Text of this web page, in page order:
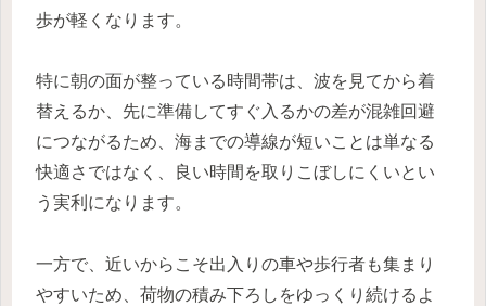
歩が軽くなります。
特に朝の面が整っている時間帯は、波を見てから着
替えるか、先に準備してすぐ入るかの差が混雑回避
につながるため、海までの導線が短いことは単なる
快適さではなく、良い時間を取りこぼしにくいとい
う実利になります。
一方で、近いからこそ出入りの車や歩行者も集まり
やすいため、荷物の積み下ろしをゆっくり続けるよ